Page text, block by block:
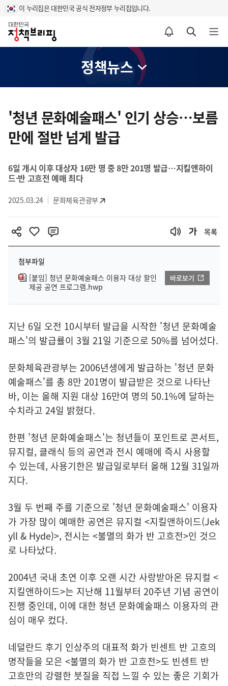
이 누리집은 대한민국 공식 전자정부 누리집입니다.
홈
알림설정 바로가기 검색 바로가기 메뉴 열기
정책뉴스
텐
영
'청년 문화예술패스' 인기 상승…보름
만에 절반 넘게 발급
6일 개시 이후 대상자 16만 명 중 8만 201명 발급…지킬앤하이
드·반 고흐전 예매 최다
2025.03.24 문화체육관광부
목록
첨부파일
[붙임] 청년 문화예술패스 이용자 대상 할인
제공 공연 프로그램.hwp
바로보기
지난 6일 오전 10시부터 발급을 시작한 '청년 문화예술
패스'의 발급률이 3월 21일 기준으로 50%를 넘어섰다.
문화체육관광부는 2006년생에게 발급하는 '청년 문화
예술패스'를 총 8만 201명이 발급받은 것으로 나타난
바, 이는 올해 지원 대상 16만여 명의 50.1%에 달하는
수치라고 24일 밝혔다.
한편 '청년 문화예술패스'는 청년들이 포인트로 콘서트,
뮤지컬, 클래식 등의 공연과 전시 예매에 즉시 사용할
수 있는데, 사용기한은 발급일로부터 올해 12월 31일까
지다.
3월 두 번째 주를 기준으로 '청년 문화예술패스' 이용자
가 가장 많이 예매한 공연은 뮤지컬 <지킬앤하이드(Jek
yll & Hyde)>, 전시는 <불멸의 화가 반 고흐전>인 것으
로 나타났다.
2004년 국내 초연 이후 오랜 시간 사랑받아온 뮤지컬 <
지킬앤하이드>는 지난해 11월부터 20주년 기념 공연이
진행 중인데, 이에 대한 청년 문화예술패스 이용자의 관
심이 매우 컸다.
네덜란드 후기 인상주의 대표적 화가 빈센트 반 고흐의
명작들을 모은 <불멸의 화가 반 고흐전>도 빈센트 반
고흐만의 강렬한 붓질을 직접 느낄 수 있는 좋은 기회가